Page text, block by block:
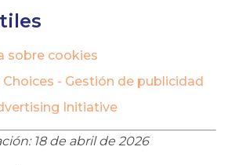
sobre cookies
Choices - Gestión de publicidad
Initiative
18 de abril de 2026